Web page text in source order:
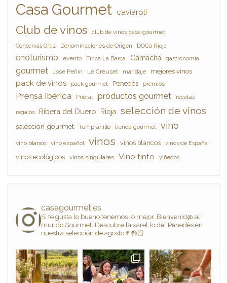
Casa Gourmet caviaroli
Club de vinos club de vinos casa gourmet
Conservas Ortiz Denominaciones de Origen DOCa Rioja
enoturismo evento Finca La Barca Garnacha gastronomía
gourmet Jose Peñín Le Creuset maridaje mejores vinos
pack de vinos pack gourmet Penedès premios
Prensa Ibérica Priorat productos gourmet recetas
regalos Ribera del Duero Rioja selección de vinos
selección gourmet Tempranillo tienda gourmet vino
vino blanco vino español vinos vinos blancos vinos de España
vinos ecológicos vinos singulares Vino tinto viñedos
casagourmet.es
Si te gusta lo bueno tenemos lo mejor. Bienvenid@ al
mundo Gourmet. Descubre la xarel.lo del Penedès en
nuestra selección de agosto🍷👌🏻